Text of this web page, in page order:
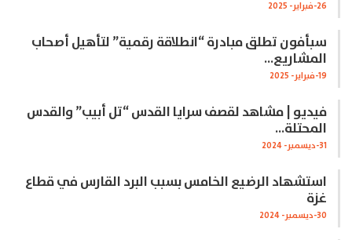
26-فبراير- 2025
سبأفون تطلق مبادرة “انطلاقة رقمية” لتأهيل أصحاب
المشاريع…
19-فبراير- 2025
فيديو | مشاهد لقصف سرايا القدس “تل أبيب” والقدس
المحتلة…
31-ديسمبر- 2024
استشهاد الرضيع الخامس بسبب البرد القارس في قطاع
غزة
30-ديسمبر- 2024